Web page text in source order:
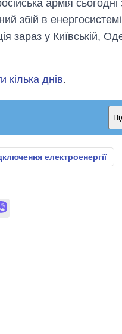
армія сьогодні
збій в
зараз у Київській,
кілька днів.
електроенергії